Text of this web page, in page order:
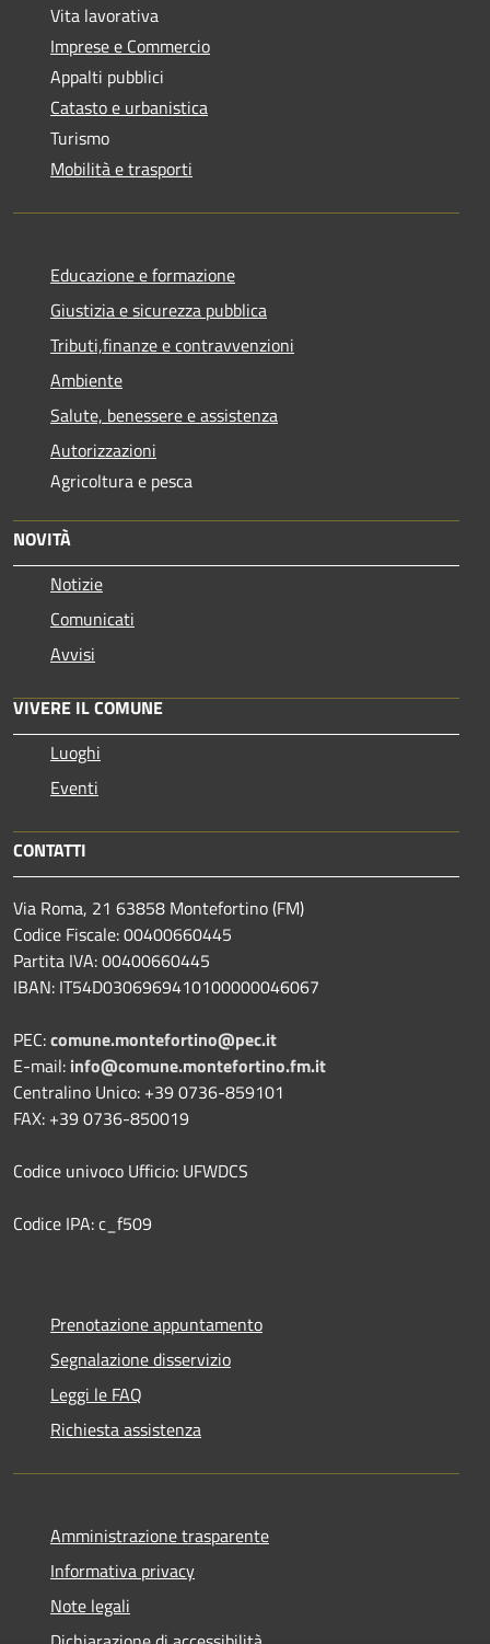
Vita lavorativa
Imprese e Commercio
Appalti pubblici
Catasto e urbanistica
Turismo
Mobilità e trasporti
Educazione e formazione
Giustizia e sicurezza pubblica
Tributi,finanze e contravvenzioni
Ambiente
Salute, benessere e assistenza
Autorizzazioni
Agricoltura e pesca
NOVITÀ
Notizie
Comunicati
Avvisi
VIVERE IL COMUNE
Luoghi
Eventi
CONTATTI
Via Roma, 21 63858 Montefortino (FM)
Codice Fiscale: 00400660445
Partita IVA: 00400660445
IBAN: IT54D0306969410100000046067
PEC:comune.montefortino@pec.it
E-mail: info@comune.montefortino.fm.it
Centralino Unico: +39 0736-859101
FAX: +39 0736-850019
Codice univoco Ufficio: UFWDCS
Codice IPA: c_f509
Prenotazione appuntamento
Segnalazione disservizio
Leggi le FAQ
Richiesta assistenza
Amministrazione trasparente
Informativa privacy
Note legali